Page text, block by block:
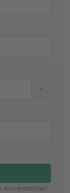
einverstanden